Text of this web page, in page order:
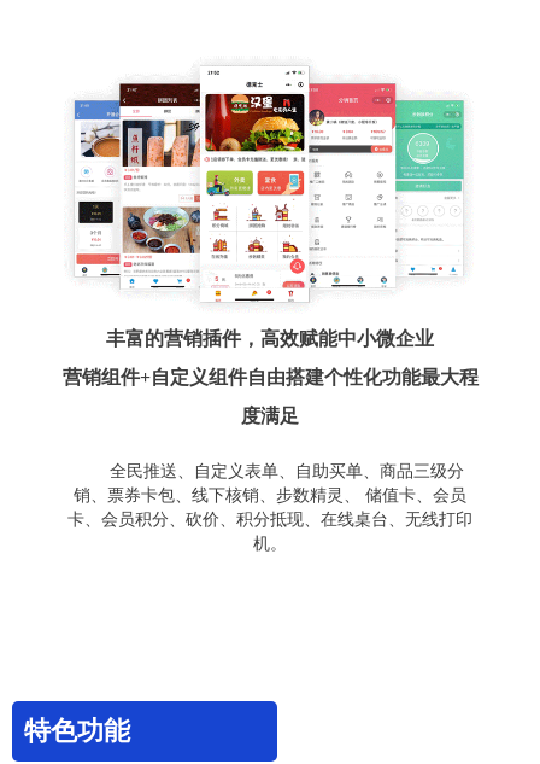
丰富的营销插件，高效赋能中小微企业
营销组件+自定义组件自由搭建个性化功能最大程
度满足
全民推送、自定义表单、自助买单、商品三级分
销、票券卡包、线下核销、步数精灵、 储值卡、会员
卡、会员积分、砍价、积分抵现、在线桌台、无线打印
机。
特色功能